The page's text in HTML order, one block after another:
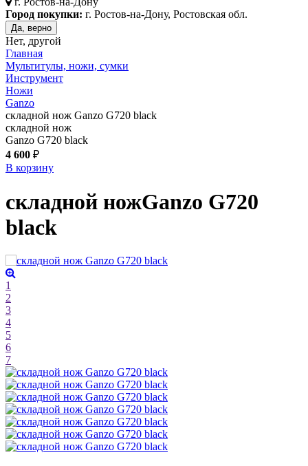
Город покупки: г. Ростов-на-Дону, Ростовская обл.
Да, верно
Нет, другой
Главная
Мультитулы, ножи, сумки
Инструмент
Ножи
Ganzo
складной нож Ganzo G720 black
складной нож
Ganzo G720 black
4 600 ₽
В корзину
складной ножGanzo G720
black
1
2
3
4
5
6
7